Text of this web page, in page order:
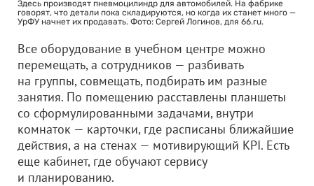
Здесь производят пневмоцилиндр для автомобилей. На фабрике
говорят, что детали пока складируются, но когда их станет много —
УрФУ начнет их продавать. Фото: Сергей Логинов, для 66.ru.
Все оборудование в учебном центре можно
перемещать, а сотрудников — разбивать
на группы, совмещать, подбирать им разные
занятия. По помещению расставлены планшеты
со сформулированными задачами, внутри
комнаток — карточки, где расписаны ближайшие
действия, а на стенах — мотивирующий KPI. Есть
еще кабинет, где обучают сервису
и планированию.